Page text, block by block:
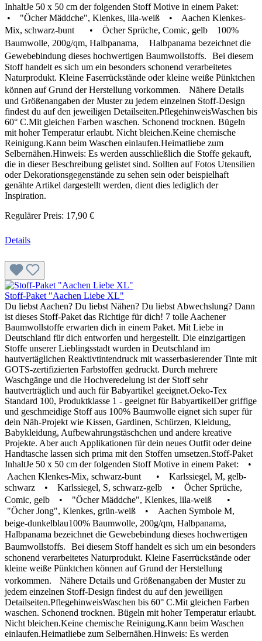
InhaltJe 50 x 50 cm der folgenden Stoff Motive in einem Paket:
• "Öcher Mäddche", Klenkes, lila-weiß • Aachen Klenkes-
Mix, schwarz-bunt • Öcher Sprüche, Comic, gelb 100%
Baumwolle, 200g/qm, Halbpanama, Halbpanama bezeichnet die
Gewebebindung dieses hochwertigen Baumwollstoffs. Bei diesem
Stoff handelt es sich um ein besonders schonend verarbeitetes
Naturprodukt. Kleine Faserrückstände oder kleine weiße Pünktchen
können auf Grund der Herstellung vorkommen. Nähere Details
und Größenangaben der Muster zu jedem einzelnen Stoff-Design
findest du auf den jeweiligen Detailseiten.PflegehinweisWaschen bis
60° C.Mit gleichen Farben waschen. Schonend trocknen. Bügeln
mit hoher Temperatur erlaubt. Nicht bleichen.Keine chemische
Reinigung.Kann beim Waschen einlaufen.Heimatliebe zum
Selbernähen.Hinweis: Es werden ausschließlich die Stoffe gekauft,
die in dieser Beschreibung gelistet sind. Sollten auf Fotos Utensilien
oder Dekorationsgegenstände zu sehen sein oder beispielhaft
genähte Artikel dargestellt werden, dient dies lediglich der
Inspiration.
Regulärer Preis: 17,90 €
Details
Stoff-Paket "Aachen Liebe XL"
Du liebst Aachen? Du liebst Nähen? Du liebst Abwechslung? Dann
ist dieses Stoff-Paket das Richtige für dich! 7 tolle Aachener
Baumwollstoffe erwarten dich in einem Paket. Mit Liebe in
Deutschland für dich entworfen und hergestellt. Die einzigartigen
Stoffe unserer Lieblingsstadt wurden in Deutschland im
hautvertäglichen Reaktivtintendruck mit wasserbasierender Tinte mit
GOTS-zertifizierten Farbstoffen gedruckt. Durch mehrere
Waschgänge und die Hochveredelung ist der Stoff sehr
hautverträglich und auch für Babyartikel geeignet.Oeko-Tex
Standard 100, Produktklasse 1 - geeignet für BabyartikelDer griffige
und geschmeidige Stoff aus 100% Baumwolle eignet sich super für
dein Näh-Projekt wie Kissen, Gardinen, Schürzen, Kleidung,
Babykleidung, Aufbewahrungstäschchen und andere kreative
Projekte. Aber auch Applikationen für dein neues Outfit oder deine
Handtasche lassen sich prima mit den Stoffen umsetzen.Stoff-Paket
InhaltJe 50 x 50 cm der folgenden Stoff Motive in einem Paket: •
Aachen Klenkes-Mix, schwarz-bunt • Karlssiegel, M, gelb-
schwarz • Karlssiegel, S, schwarz-gelb • Öcher Sprüche,
Comic, gelb • "Öcher Mäddche", Klenkes, lila-weiß •
"Öcher Jong", Klenkes, grün-weiß • Aachen Symbole M,
beige-dunkelblau100% Baumwolle, 200g/qm, Halbpanama,
Halbpanama bezeichnet die Gewebebindung dieses hochwertigen
Baumwollstoffs. Bei diesem Stoff handelt es sich um ein besonders
schonend verarbeitetes Naturprodukt. Kleine Faserrückstände oder
kleine weiße Pünktchen können auf Grund der Herstellung
vorkommen. Nähere Details und Größenangaben der Muster zu
jedem einzelnen Stoff-Design findest du auf den jeweiligen
Detailseiten.PflegehinweisWaschen bis 60° C.Mit gleichen Farben
waschen. Schonend trocknen. Bügeln mit hoher Temperatur erlaubt.
Nicht bleichen.Keine chemische Reinigung.Kann beim Waschen
einlaufen.Heimatliebe zum Selbernähen.Hinweis: Es werden